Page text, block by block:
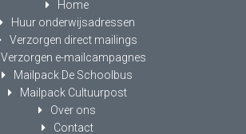
Home
Huur onderwijsadressen
Verzorgen direct mailings
Verzorgen e-mailcampagnes
Mailpack De Schoolbus
Mailpack Cultuurpost
Over ons
Contact